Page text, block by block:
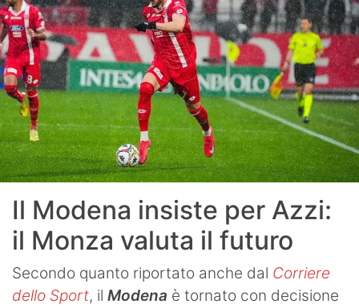
Il Modena insiste per Azzi:
il Monza valuta il futuro
Secondo quanto riportato anche dal Corriere
dello Sport, il Modena è tornato con decisione